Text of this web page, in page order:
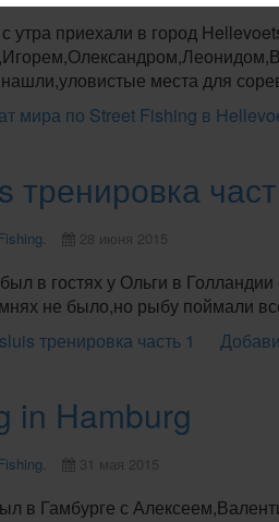
утра приехали в город
места для
мира по Street Fishing в
тренировка
28 июня 2015
в гостях у Ольги в
не было,но рыбу поймали
тренировка часть 1
in Hamburg
31 мая 2015
в Гамбурге с